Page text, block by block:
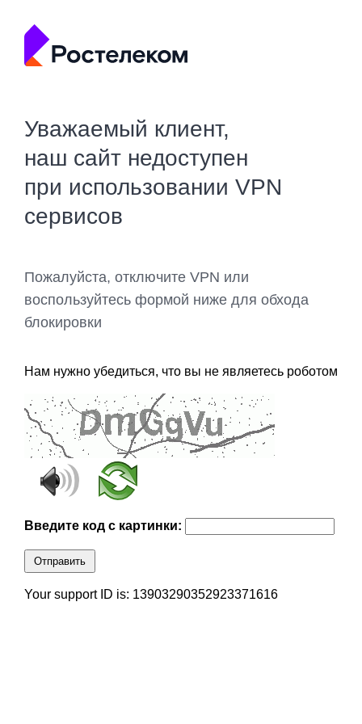
Уважаемый клиент,
наш сайт недоступен
при использовании VPN
сервисов
Пожалуйста, отключите VPN или
воспользуйтесь формой ниже для обхода
блокировки
Нам нужно убедиться, что вы не являетесь роботом
Введите код с картинки:
Отправить
Your support ID is: 13903290352923371616